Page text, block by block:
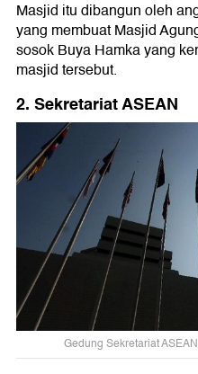
Masjid itu dibangun oleh
yang membuat Masjid
sosok Buya Hamka yang
masjid tersebut.
2. Sekretariat ASEAN
Gedung Sekretariat